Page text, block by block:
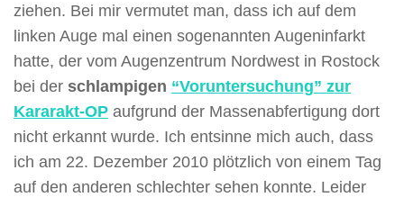
ziehen. Bei mir vermutet man, dass ich auf dem
linken Auge mal einen sogenannten Augeninfarkt
hatte, der vom Augenzentrum Nordwest in Rostock
bei der schlampigen “Voruntersuchung” zur
Kararakt-OP aufgrund der Massenabfertigung dort
nicht erkannt wurde. Ich entsinne mich auch, dass
ich am 22. Dezember 2010 plötzlich von einem Tag
auf den anderen schlechter sehen konnte. Leider